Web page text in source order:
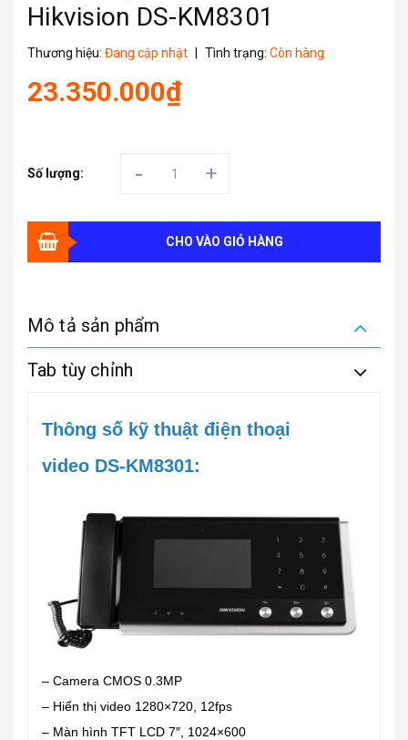
Hikvision DS-KM8301
Thương hiệu: Đang cập nhật Tình trạng: Còn hàng
23.350.000₫
Số lượng: - +
CHO VÀO GIỎ HÀNG
Mô tả sản phẩm
Tab tùy chỉnh
Thông số kỹ thuật điện thoại
video DS-KM8301:
– Camera CMOS 0.3MP
– Hiển thị video 1280×720, 12fps
– Màn hình TFT LCD 7″, 1024×600